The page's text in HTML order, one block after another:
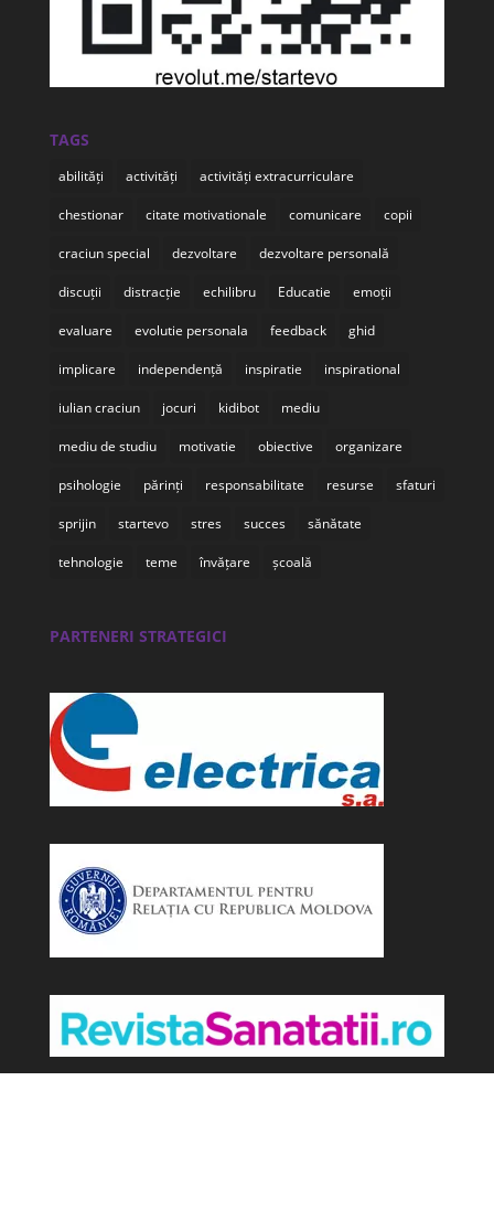
TAGS
abilități activități activități extracurriculare
chestionar citate motivationale comunicare copii
craciun special dezvoltare dezvoltare personală
discuții distracție echilibru Educatie emoții
evaluare evolutie personala feedback ghid
implicare independență inspiratie inspirational
iulian craciun jocuri kidibot mediu
mediu de studiu motivatie obiective organizare
psihologie părinți responsabilitate resurse sfaturi
sprijin startevo stres succes sănătate
tehnologie teme învățare școală
PARTENERI STRATEGICI